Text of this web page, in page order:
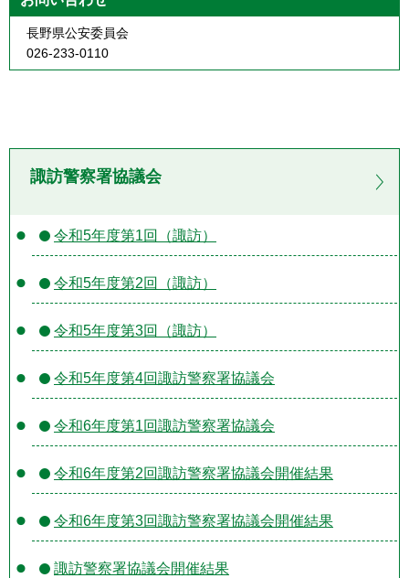
長野県公安委員会
026-233-0110
諏訪警察署協議会
令和5年度第1回（諏訪）
令和5年度第2回（諏訪）
令和5年度第3回（諏訪）
令和5年度第4回諏訪警察署協議会
令和6年度第1回諏訪警察署協議会
令和6年度第2回諏訪警察署協議会開催結果
令和6年度第3回諏訪警察署協議会開催結果
諏訪警察署協議会開催結果